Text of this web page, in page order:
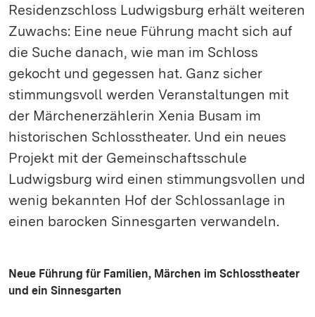
Residenzschloss Ludwigsburg erhält weiteren
Zuwachs: Eine neue Führung macht sich auf
die Suche danach, wie man im Schloss
gekocht und gegessen hat. Ganz sicher
stimmungsvoll werden Veranstaltungen mit
der Märchenerzählerin Xenia Busam im
historischen Schlosstheater. Und ein neues
Projekt mit der Gemeinschaftsschule
Ludwigsburg wird einen stimmungsvollen und
wenig bekannten Hof der Schlossanlage in
einen barocken Sinnesgarten verwandeln.
Neue Führung für Familien, Märchen im Schlosstheater
und ein Sinnesgarten